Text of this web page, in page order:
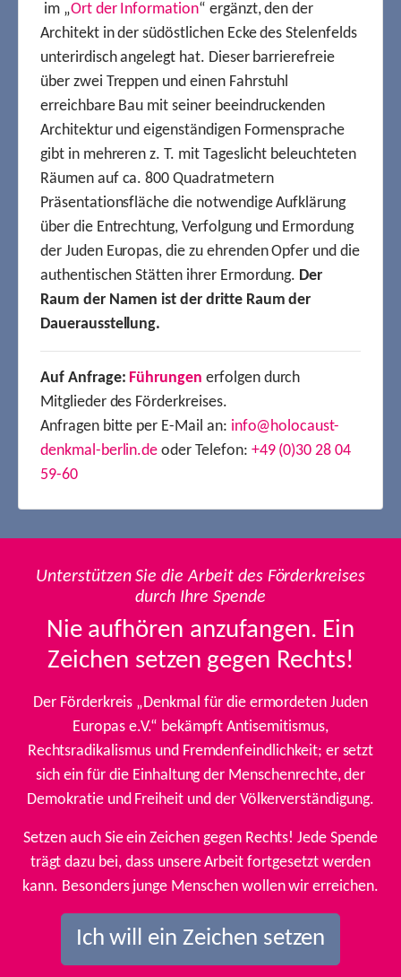
im „Ort der Information“ ergänzt, den der
Architekt in der südöstlichen Ecke des Stelenfelds
unterirdisch angelegt hat. Dieser barrierefreie
über zwei Treppen und einen Fahrstuhl
erreichbare Bau mit seiner beeindruckenden
Architektur und eigenständigen Formensprache
gibt in mehreren z. T. mit Tageslicht beleuchteten
Räumen auf ca. 800 Quadratmetern
Präsentationsfläche die notwendige Aufklärung
über die Entrechtung, Verfolgung und Ermordung
der Juden Europas, die zu ehrenden Opfer und die
authentischen Stätten ihrer Ermordung. Der
Raum der Namen ist der dritte Raum der
Dauerausstellung.
Auf Anfrage: Führungen erfolgen durch
Mitglieder des Förderkreises.
Anfragen bitte per E-Mail an: info@holocaust-
denkmal-berlin.de oder Telefon: +49 (0)30 28 04
59-60
Unterstützen Sie die Arbeit des Förderkreises
durch Ihre Spende
Nie aufhören anzufangen. Ein
Zeichen setzen gegen Rechts!
Der Förderkreis „Denkmal für die ermordeten Juden
Europas e.V.“ bekämpft Antisemitismus,
Rechtsradikalismus und Fremdenfeindlichkeit; er setzt
sich ein für die Einhaltung der Menschenrechte, der
Demokratie und Freiheit und der Völkerverständigung.
Setzen auch Sie ein Zeichen gegen Rechts! Jede Spende
trägt dazu bei, dass unsere Arbeit fortgesetzt werden
kann. Besonders junge Menschen wollen wir erreichen.
Ich will ein Zeichen setzen